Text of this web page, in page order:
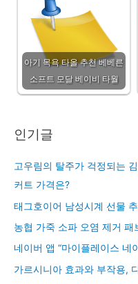
아기 목욕 타올 추천 베베른
소프트 모달 베이비 타월
인기글
고우림의 탈주가 걱정되는
커트 가격은?
태그호이어 남성시계 선물
농협 가죽 소파 오염 제거 패
네이버 앱 “마이플레이스 네
가르시니아 효과와 부작용,